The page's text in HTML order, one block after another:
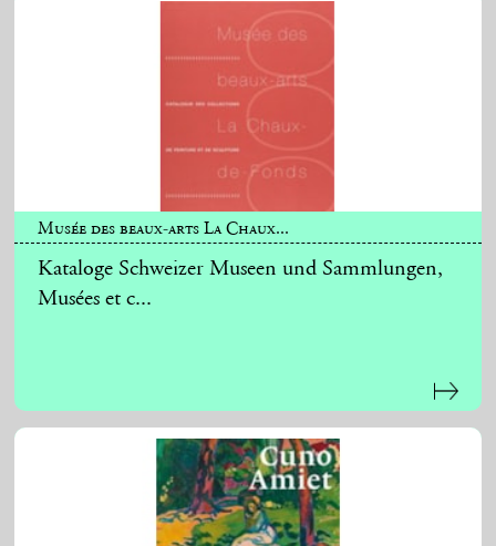
Musée des beaux-arts La Chaux...
Kataloge Schweizer Museen und Sammlungen,
Musées et c...